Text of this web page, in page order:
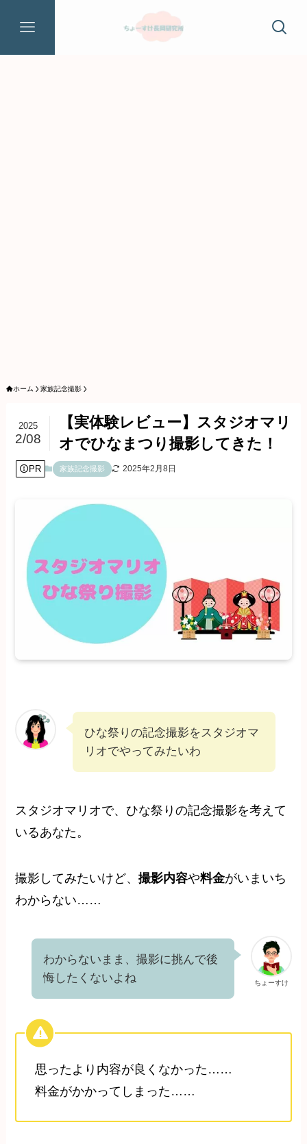
ホーム 家族記念撮影
【実体験レビュー】スタジオマリ
オでひなまつり撮影してきた！
2025
2/08
PR 家族記念撮影 2025年2月8日
ひな祭りの記念撮影をスタジオマ
リオでやってみたいわ
スタジオマリオで、ひな祭りの記念撮影を考えて
いるあなた。
撮影してみたいけど、撮影内容や料金がいまいち
わからない……
ちょーすけ
わからないまま、撮影に挑んで後
悔したくないよね
思ったより内容が良くなかった……
料金がかかってしまった……